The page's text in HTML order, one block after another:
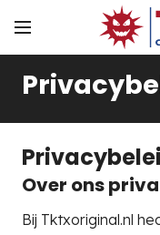
Over ons
Bij Tktxoriginal.nl